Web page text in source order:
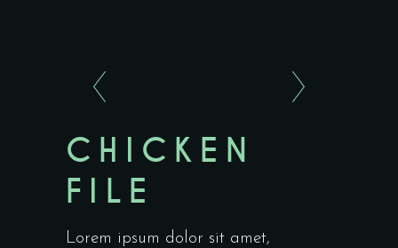
CHICKEN
FILE
Lorem ipsum dolor sit amet,